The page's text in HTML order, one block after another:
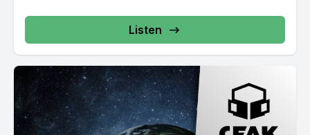
Listen